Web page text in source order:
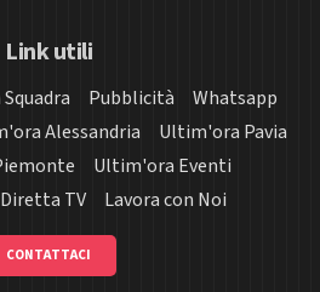
Link utili
Pubblicità
Whatsapp
Alessandria
Ultim'ora Pavia
Ultim'ora Eventi
Diretta TV Lavora con Noi
CONTATTACI